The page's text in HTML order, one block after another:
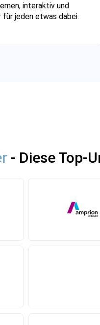
interaktiv und
jeden etwas dabei.
- Diese Top-